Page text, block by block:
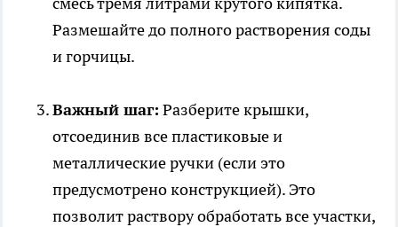
Размешайте до полного растворения соды
и горчицы.
Важный шаг: Разберите крышки,
отсоединив все пластиковые и
металлические ручки (если это
предусмотрено конструкцией). Это
позволит раствору обработать все участки,